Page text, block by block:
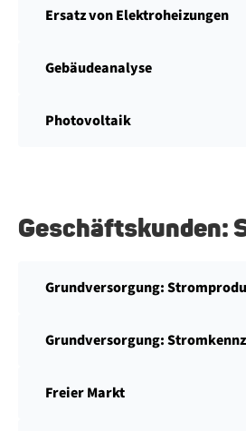
Ersatz von Elektroheizungen
Gebäudeanalyse
Photovoltaik
Geschäftskunden:
Grundversorgung:
Grundversorgung:
Freier Markt